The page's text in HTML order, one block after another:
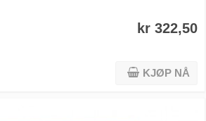
kr 322,50
KJØP NÅ